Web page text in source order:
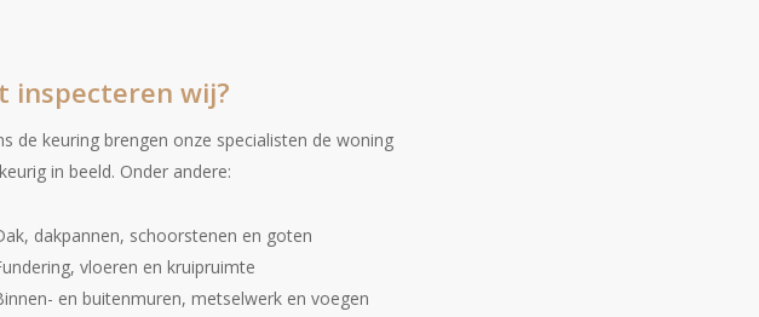
inspecteren wij?
de keuring brengen onze specialisten de woning
in beeld. Onder andere:
dakpannen, schoorstenen en goten
vloeren en kruipruimte
en buitenmuren, metselwerk en voegen